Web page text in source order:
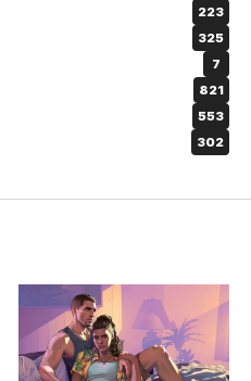
223
325
7
821
553
302